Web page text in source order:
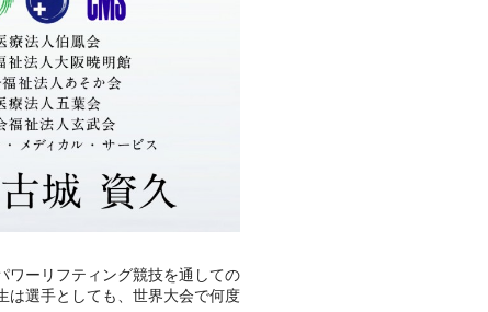
ワーリフティング競技を通しての
は選手としても、世界大会で何度